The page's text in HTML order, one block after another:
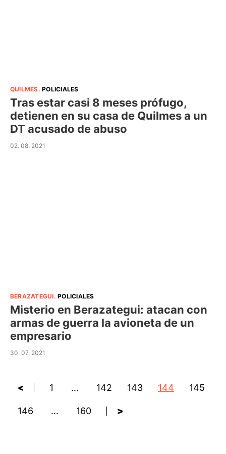
QUILMES.POLICIALES
Tras estar casi 8 meses prófugo,
detienen en su casa de Quilmes a un
DT acusado de abuso
02. 08. 2021
BERAZATEGUI.POLICIALES
Misterio en Berazategui: atacan con
armas de guerra la avioneta de un
empresario
30. 07. 2021
< 1 … 142 143 144 145
146 … 160 >